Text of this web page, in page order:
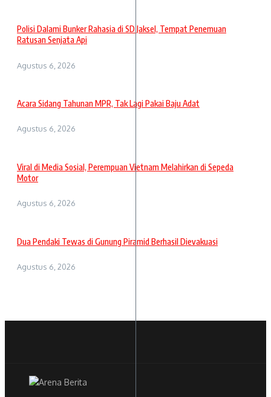
Polisi Dalami Bunker Rahasia di SD Jaksel, Tempat Penemuan
Ratusan Senjata Api
Agustus 6, 2026
Acara Sidang Tahunan MPR, Tak Lagi Pakai Baju Adat
Agustus 6, 2026
Viral di Media Sosial, Perempuan Vietnam Melahirkan di Sepeda
Motor
Agustus 6, 2026
Dua Pendaki Tewas di Gunung Piramid Berhasil Dievakuasi
Agustus 6, 2026